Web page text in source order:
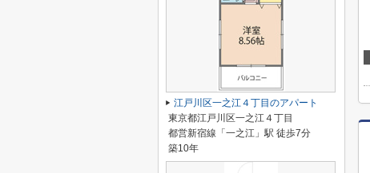
江戸川区一之江４丁目のアパート
東京都江戸川区一之江４丁目
都営新宿線「一之江」駅 徒歩7分
築10年